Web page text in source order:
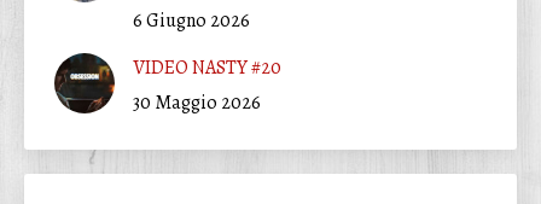
6 Giugno 2026
VIDEO NASTY #20
30 Maggio 2026